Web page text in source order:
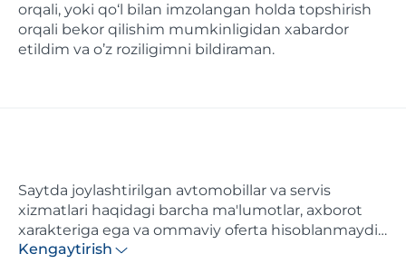
orqali, yoki qo‘l bilan imzolangan holda topshirish
orqali bekor qilishim mumkinligidan xabardor
etildim va o’z roziligimni bildiraman.
Saytda joylashtirilgan avtomobillar va servis
xizmatlari haqidagi barcha ma'lumotlar, axborot
xarakteriga ega va ommaviy oferta hisoblanmaydi.
Ushbu saytda ko'rsatilgan narxlar axborotiy
Kengaytirish